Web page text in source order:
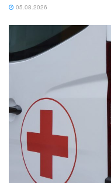
05.08.2026